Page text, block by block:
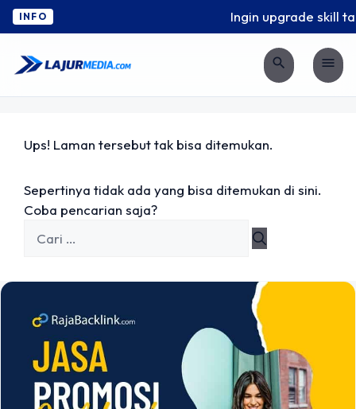
INFO Ingin upgrade skill
search menu
Ups! Laman tersebut tak bisa ditemukan.
Sepertinya tidak ada yang bisa ditemukan di sini.
Coba pencarian saja?
untuk: